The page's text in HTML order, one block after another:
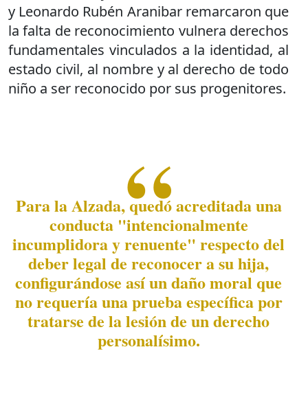
y Leonardo Rubén Aranibar remarcaron que
la falta de reconocimiento vulnera derechos
fundamentales vinculados a la identidad, al
estado civil, al nombre y al derecho de todo
niño a ser reconocido por sus progenitores.
Para la Alzada, quedó acreditada una
conducta "intencionalmente
incumplidora y renuente" respecto del
deber legal de reconocer a su hija,
configurándose así un daño moral que
no requería una prueba específica por
tratarse de la lesión de un derecho
personalísimo.